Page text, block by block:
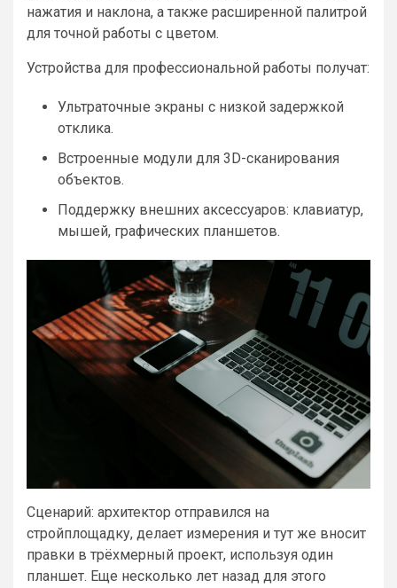
нажатия и наклона, а также расширенной палитрой
для точной работы с цветом.
Устройства для профессиональной работы получат:
Ультраточные экраны с низкой задержкой
отклика.
Встроенные модули для 3D-сканирования
объектов.
Поддержку внешних аксессуаров: клавиатур,
мышей, графических планшетов.
Сценарий: архитектор отправился на
стройплощадку, делает измерения и тут же вносит
правки в трёхмерный проект, используя один
планшет. Еще несколько лет назад для этого